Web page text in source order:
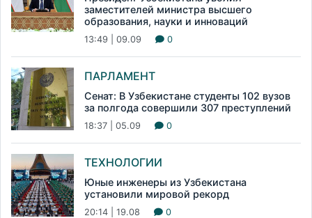
заместителей министра высшего
образования, науки и инноваций
13:49 | 09.09 0
ПАРЛАМЕНТ
Сенат: В Узбекистане студенты 102 вузов
за полгода совершили 307 преступлений
18:37 | 05.09 0
ТЕХНОЛОГИИ
Юные инженеры из Узбекистана
установили мировой рекорд
20:14 | 19.08 0